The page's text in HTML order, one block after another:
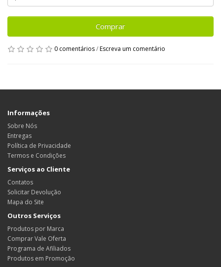
Comprar
0 comentários/Escreva um comentário
Informações
Sobre Nós
Entregas
Política de Privacidade
Termos e Condições
Serviços ao Cliente
Contatos
Solicitar Devolução
Mapa do Site
Outros Serviços
Produtos por Marca
Comprar Vale Oferta
Programa de Afiliados
Produtos em Promoção